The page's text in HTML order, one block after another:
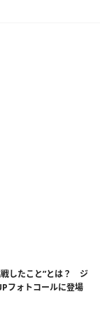
戦したこと”とは？ ジ
フォトコールに登場